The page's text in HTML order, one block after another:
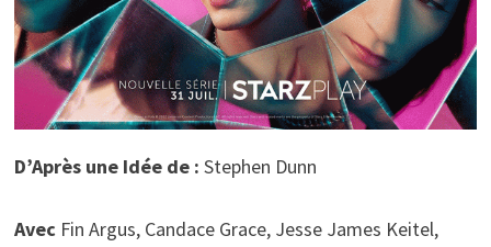
D’Après une Idée de : Stephen Dunn
Avec Fin Argus, Candace Grace, Jesse James Keitel,